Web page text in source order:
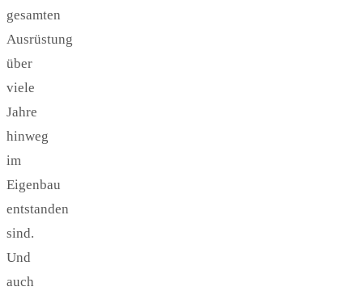
gesamten
Ausrüstung
über
viele
Jahre
hinweg
im
Eigenbau
entstanden
sind.
Und
auch